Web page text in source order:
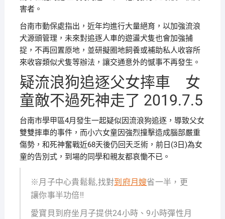
害者。
台南市動保處指出，近年均進行大量絕育，以加強流浪
犬源頭管理，未來對追逐人車的遊盪犬隻也會加強捕
捉，不再回置原地，並研擬圈地飼養或補助私人收容所
來收容類似犬隻等辦法，讓交通意外的憾事不再發生。
疑流浪狗追逐父女摔車 女
童敵不過死神走了 2019.7.5
台南市學甲區4月發生一起疑似因流浪狗追逐，導致父女
雙雙摔車的事件，而小六女童因強烈撞擊造成腦部嚴重
傷勢，和死神奮戰近68天後仍回天乏術，前日(3日)為女
童的告別式，到場的同學和親友都哀慟不已。
※月子中心貴鬆鬆,找對到府月嫂省一半，更
讓你事半功倍!!
愛寶貝到府坐月子提供24小時、9小時彈性月